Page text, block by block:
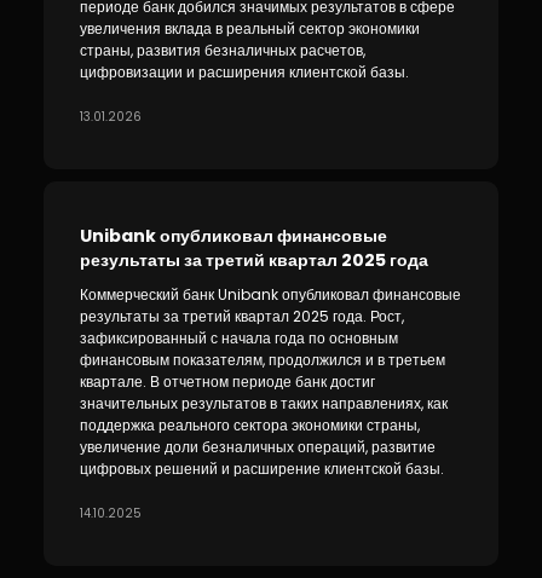
периоде банк добился значимых результатов в сфере
увеличения вклада в реальный сектор экономики
страны, развития безналичных расчетов,
цифровизации и расширения клиентской базы.
13.01.2026
Unibank опубликовал финансовые
результаты за третий квартал 2025 года
Коммерческий банк Unibank опубликовал финансовые
результаты за третий квартал 2025 года. Рост,
зафиксированный с начала года по основным
финансовым показателям, продолжился и в третьем
квартале. В отчетном периоде банк достиг
значительных результатов в таких направлениях, как
поддержка реального сектора экономики страны,
увеличение доли безналичных операций, развитие
цифровых решений и расширение клиентской базы.
14.10.2025